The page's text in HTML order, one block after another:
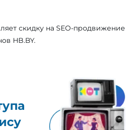
скидку на SEO-продвижение
HB.BY.